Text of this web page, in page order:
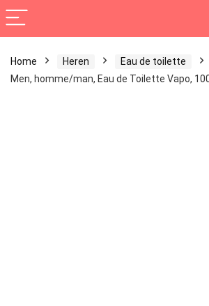
Home Heren Eau de toilette
Men, homme/man, Eau de Toilette Vapo,